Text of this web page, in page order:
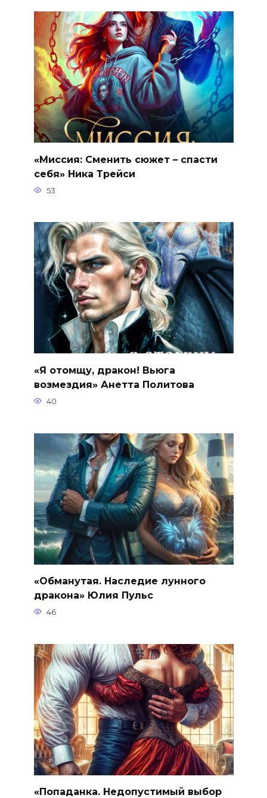
«Миссия: Сменить сюжет – спасти
себя» Ника Трейси
53
«Я отомщу, дракон! Вьюга
возмездия» Анетта Политова
40
«Обманутая. Наследие лунного
дракона» Юлия Пульс
46
«Попаданка. Недопустимый выбор